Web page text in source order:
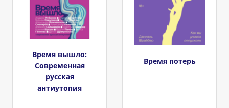
Время вышло:
Современная
русская
антиутопия
Время потерь